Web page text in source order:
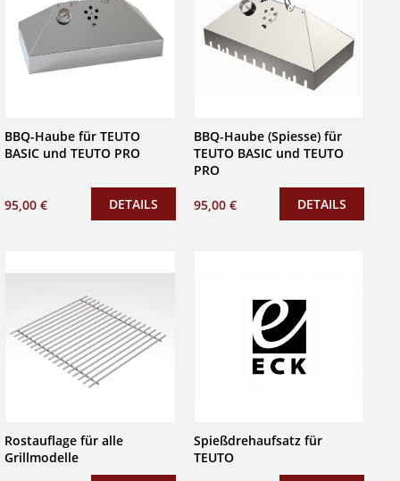
BBQ-Haube für TEUTO
BASIC und TEUTO PRO
95,00 € DETAILS
BBQ-Haube (Spiesse) für
TEUTO BASIC und TEUTO
PRO
95,00 € DETAILS
Rostauflage für alle
Grillmodelle
Spießdrehaufsatz für
TEUTO